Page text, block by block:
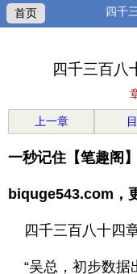
首页 四千
四千三百八
上一章
一秒记住【笔趣阁】
biquge543.com，
四千三百八十四
“吴总，初步数据